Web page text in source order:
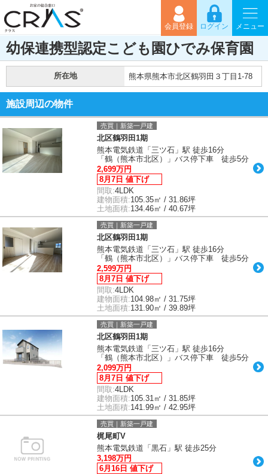
会員登録 ログイン メニュー
幼保連携型認定こども園ひでみ保育園
所在地 熊本県熊本市北区鶴羽田３丁目1-78
施設周辺の物件
売買｜新築一戸建
北区鶴羽田1期
熊本電気鉄道「三ツ石」駅 徒歩16分
「鶴（熊本市北区）」バス停下車 徒歩5分
2,699万円
8月7日 値下げ
間取:4LDK
建物面積:105.35㎡ / 31.86坪
土地面積:134.46㎡ / 40.67坪
売買｜新築一戸建
北区鶴羽田1期
熊本電気鉄道「三ツ石」駅 徒歩16分
「鶴（熊本市北区）」バス停下車 徒歩5分
2,599万円
8月7日 値下げ
間取:4LDK
建物面積:104.98㎡ / 31.75坪
土地面積:131.90㎡ / 39.89坪
売買｜新築一戸建
北区鶴羽田1期
熊本電気鉄道「三ツ石」駅 徒歩16分
「鶴（熊本市北区）」バス停下車 徒歩5分
2,099万円
8月7日 値下げ
間取:4LDK
建物面積:105.31㎡ / 31.85坪
土地面積:141.99㎡ / 42.95坪
売買｜新築一戸建
梶尾町V
熊本電気鉄道「黒石」駅 徒歩25分
3,198万円
6月16日 値下げ